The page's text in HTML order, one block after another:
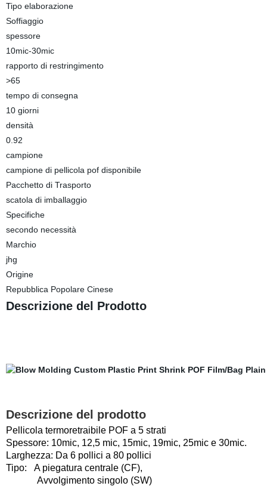
Tipo elaborazione
Soffiaggio
spessore
10mic-30mic
rapporto di restringimento
>65
tempo di consegna
10 giorni
densità
0.92
campione
campione di pellicola pof disponibile
Pacchetto di Trasporto
scatola di imballaggio
Specifiche
secondo necessità
Marchio
jhg
Origine
Repubblica Popolare Cinese
Descrizione del Prodotto
Descrizione del prodotto
Pellicola termoretraibile POF a 5 strati
Spessore: 10mic, 12,5 mic, 15mic, 19mic, 25mic e 30mic.
Larghezza: Da 6 pollici a 80 pollici
Tipo:
A piegatura centrale (CF),
Avvolgimento singolo (SW)